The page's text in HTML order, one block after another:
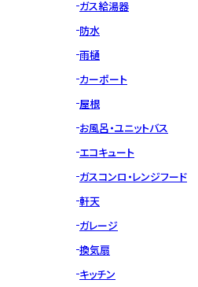
ガス給湯器
防水
雨樋
カーポート
屋根
お風呂・ユニットバス
エコキュート
ガスコンロ・レンジフード
軒天
ガレージ
換気扇
キッチン